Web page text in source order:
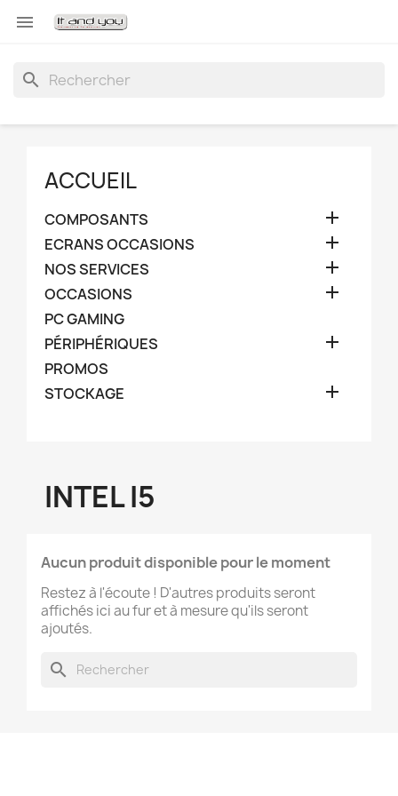

search
ACCUEIL
COMPOSANTS 
ECRANS OCCASIONS 
NOS SERVICES 
OCCASIONS 
PC GAMING
PÉRIPHÉRIQUES

PROMOS
STOCKAGE

INTEL I5
Aucun produit disponible pour le moment
Restez à l'écoute ! D'autres produits seront
affichés ici au fur et à mesure qu'ils seront
ajoutés.
search